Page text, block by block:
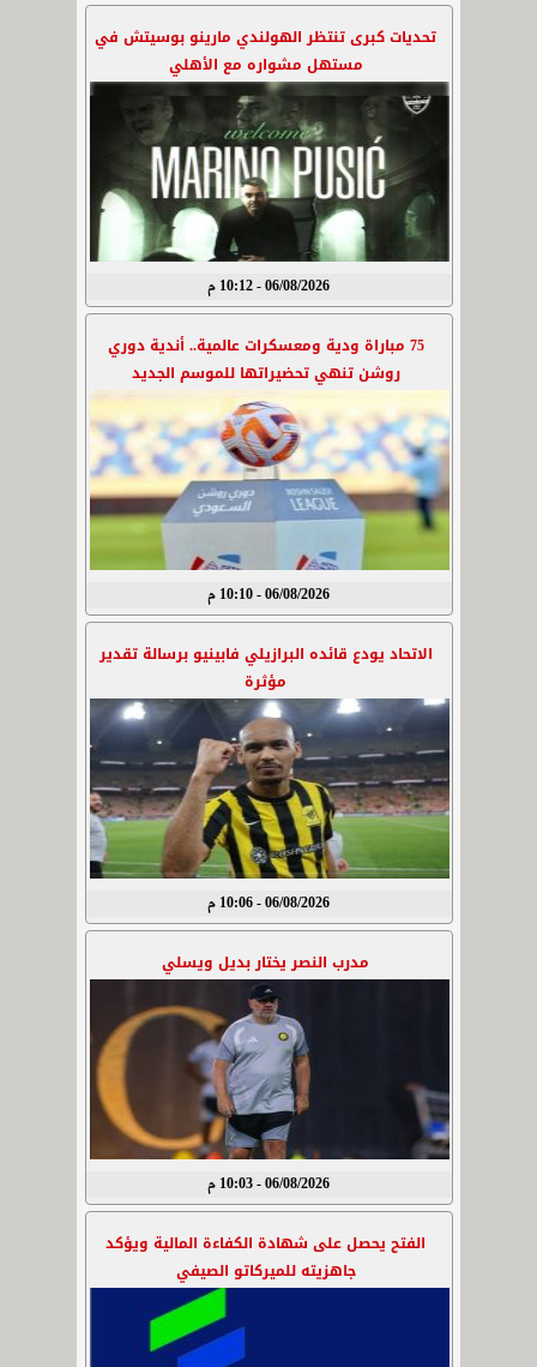
تحديات كبرى تنتظر الهولندي مارينو بوسيتش في
مستهل مشواره مع الأهلي
06/08/2026 - 10:12 م
75 مباراة ودية ومعسكرات عالمية.. أندية دوري
روشن تنهي تحضيراتها للموسم الجديد
06/08/2026 - 10:10 م
الاتحاد يودع قائده البرازيلي فابينيو برسالة تقدير
مؤثرة
06/08/2026 - 10:06 م
مدرب النصر يختار بديل ويسلي
06/08/2026 - 10:03 م
الفتح يحصل على شهادة الكفاءة المالية ويؤكد
جاهزيته للميركاتو الصيفي